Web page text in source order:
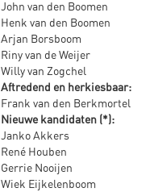
John van den Boomen
Henk van den Boomen
Arjan Borsboom
Riny van de Weijer
Willy van Zogchel
Aftredend en herkiesbaar:
Frank van den Berkmortel
Nieuwe kandidaten (*):
Janko Akkers
René Houben
Gerrie Nooijen
Wiek Eijkelenboom